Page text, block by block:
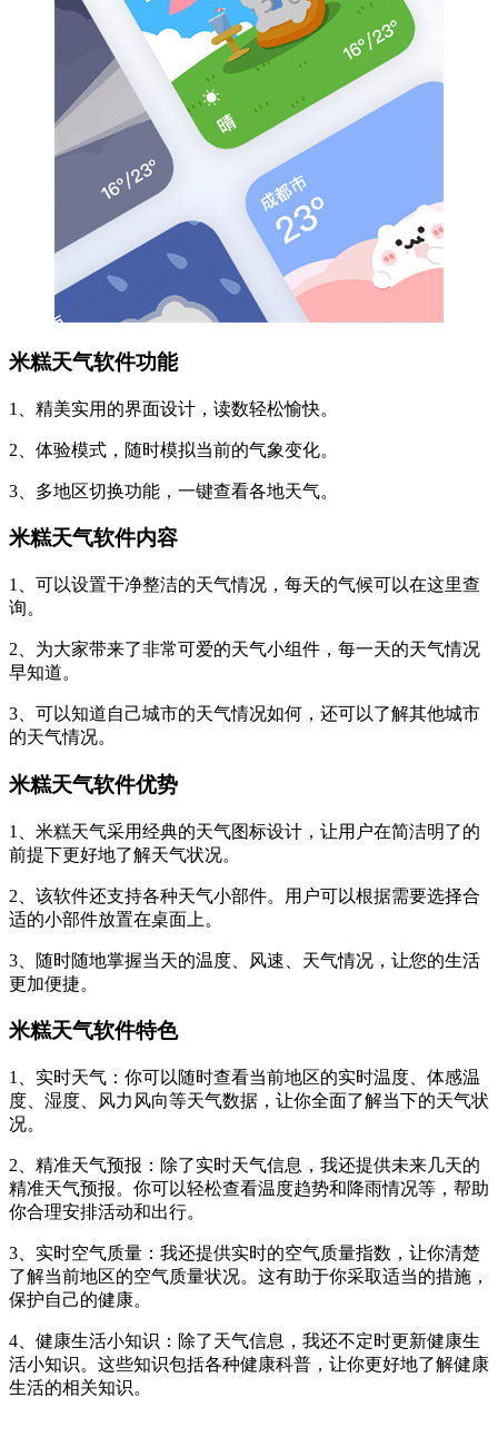
米糕天气软件功能
1、精美实用的界面设计，读数轻松愉快。
2、体验模式，随时模拟当前的气象变化。
3、多地区切换功能，一键查看各地天气。
米糕天气软件内容
1、可以设置干净整洁的天气情况，每天的气候可以在这里查
询。
2、为大家带来了非常可爱的天气小组件，每一天的天气情况
早知道。
3、可以知道自己城市的天气情况如何，还可以了解其他城市
的天气情况。
米糕天气软件优势
1、米糕天气采用经典的天气图标设计，让用户在简洁明了的
前提下更好地了解天气状况。
2、该软件还支持各种天气小部件。用户可以根据需要选择合
适的小部件放置在桌面上。
3、随时随地掌握当天的温度、风速、天气情况，让您的生活
更加便捷。
米糕天气软件特色
1、实时天气：你可以随时查看当前地区的实时温度、体感温
度、湿度、风力风向等天气数据，让你全面了解当下的天气状
况。
2、精准天气预报：除了实时天气信息，我还提供未来几天的
精准天气预报。你可以轻松查看温度趋势和降雨情况等，帮助
你合理安排活动和出行。
3、实时空气质量：我还提供实时的空气质量指数，让你清楚
了解当前地区的空气质量状况。这有助于你采取适当的措施，
保护自己的健康。
4、健康生活小知识：除了天气信息，我还不定时更新健康生
活小知识。这些知识包括各种健康科普，让你更好地了解健康
生活的相关知识。